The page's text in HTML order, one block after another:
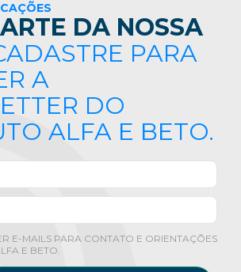
DA NOSSA
PARA
A
DO
ALFA E BETO.
E-MAILS PARA CONTATO E ORIENTAÇÕES
E BETO.